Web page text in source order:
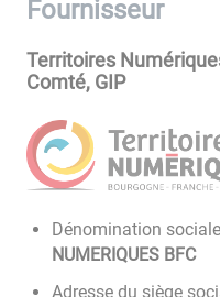
Fournisseur
Territoires
Comté, GIP
Dénomination
NUMERIQUES BFC
Adresse du siège